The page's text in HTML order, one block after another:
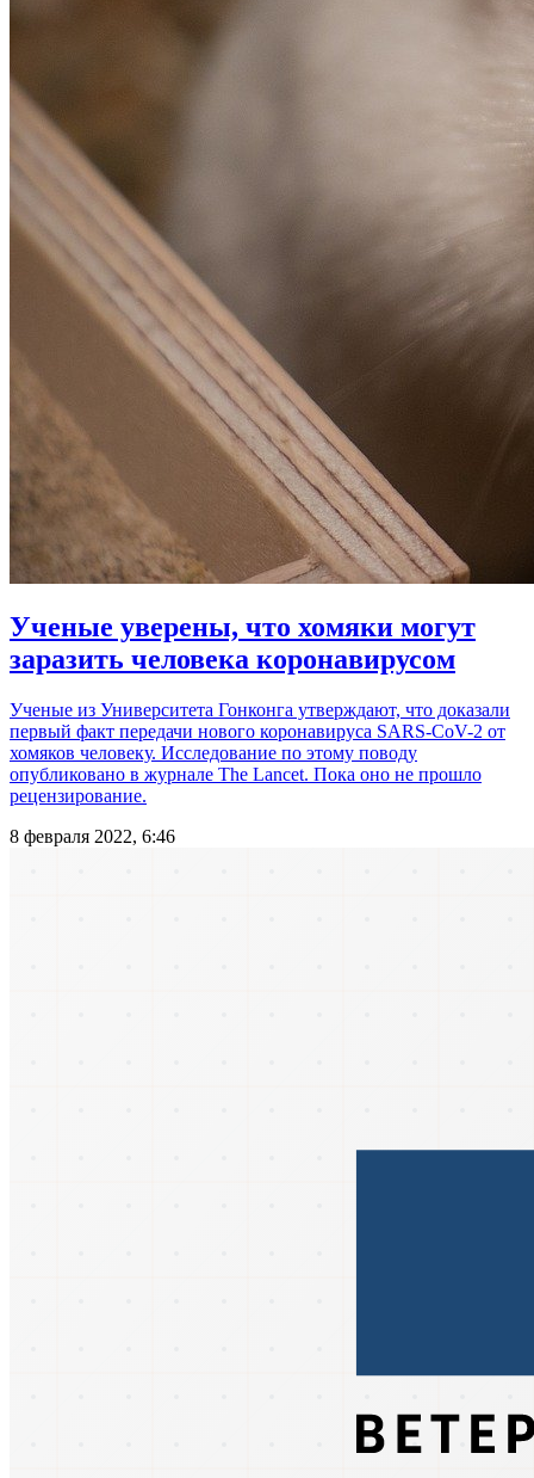
Ученые уверены, что хомяки могут
заразить человека коронавирусом
Ученые из Университета Гонконга утверждают, что доказали
первый факт передачи нового коронавируса SARS-CoV-2 от
хомяков человеку. Исследование по этому поводу
опубликовано в журнале The Lancet. Пока оно не прошло
рецензирование.
8 февраля 2022, 6:46